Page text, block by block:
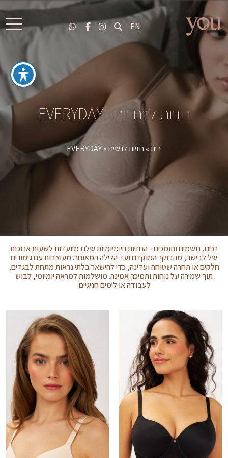
EN
חזיות ליום יום - EVERYDAY
בית» חזיות לנשים»
EVERYDAY
רכים, נושמים ותומכים - החזיות היומיומיות שלנו מיועדות לשעות ארוכות
של לבישה, מהבוקר המוקדם ועד הלילה המאוחר. מעוצבות עם גימורים
חלקים או תחרה שטוחה ועדינה, כדי להישאר בלתי נראות מתחת לבגדים,
תוך שמירה על נוחות ותמיכה אמינה. מושלמות למראה יומיומי, לבוש
לעבודה או לימים חגיגיים.